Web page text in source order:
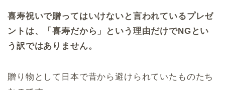
喜寿祝いで贈ってはいけないと言われているプレゼ
ントは、「喜寿だから」という理由だけでNGとい
う訳ではありません。
贈り物として日本で昔から避けられていたものたち